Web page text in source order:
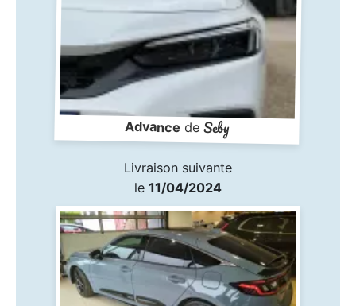
Advance deSeby
Livraison suivante
le 11/04/2024